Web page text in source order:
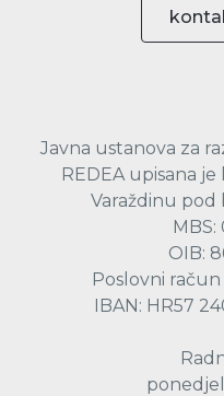
Javna ustanova za
REDEA upisana
Varaždinu pod
MBS:
OIB:
Poslovni
IBAN: HR57